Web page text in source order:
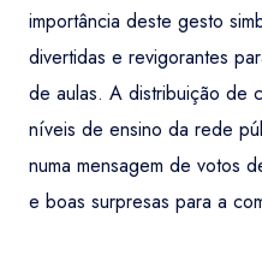
importância deste gesto
divertidas e revigorantes
de aulas. A distribuição de
níveis de ensino da rede
numa mensagem de votos
e boas surpresas para a